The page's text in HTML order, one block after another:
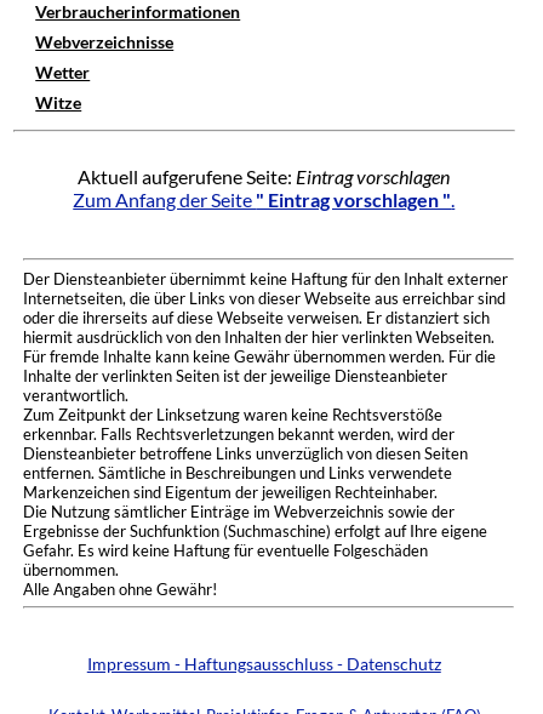
Verbraucherinformationen
Webverzeichnisse
Wetter
Witze
Aktuell aufgerufene Seite: Eintrag vorschlagen
Zum Anfang der Seite " Eintrag vorschlagen ".
Der Diensteanbieter übernimmt keine Haftung für den Inhalt externer
Internetseiten, die über Links von dieser Webseite aus erreichbar sind
oder die ihrerseits auf diese Webseite verweisen. Er distanziert sich
hiermit ausdrücklich von den Inhalten der hier verlinkten Webseiten.
Für fremde Inhalte kann keine Gewähr übernommen werden. Für die
Inhalte der verlinkten Seiten ist der jeweilige Diensteanbieter
verantwortlich.
Zum Zeitpunkt der Linksetzung waren keine Rechtsverstöße
erkennbar. Falls Rechtsverletzungen bekannt werden, wird der
Diensteanbieter betroffene Links unverzüglich von diesen Seiten
entfernen. Sämtliche in Beschreibungen und Links verwendete
Markenzeichen sind Eigentum der jeweiligen Rechteinhaber.
Die Nutzung sämtlicher Einträge im Webverzeichnis sowie der
Ergebnisse der Suchfunktion (Suchmaschine) erfolgt auf Ihre eigene
Gefahr. Es wird keine Haftung für eventuelle Folgeschäden
übernommen.
Alle Angaben ohne Gewähr!
Impressum - Haftungsausschluss - Datenschutz